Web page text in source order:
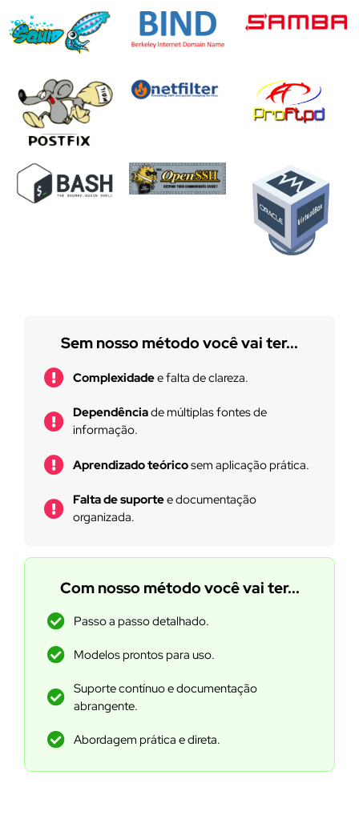
Sem nosso método você vai ter...
Complexidadee falta de clareza.
Dependênciade múltiplas fontes de
informação.
Aprendizado teóricosem aplicação prática.
Falta de suportee documentação
organizada.
Com nosso método você vai ter...
Passo a passo detalhado.
Modelos prontos para uso.
Suporte contínuo e documentação
abrangente.
Abordagem prática e direta.